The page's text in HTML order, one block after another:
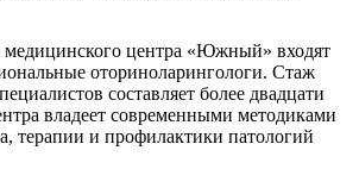
медицинского центра «Южный» входят
оториноларингологи. Стаж
составляет более двадцати
владеет современными методиками
терапии и профилактики патологий